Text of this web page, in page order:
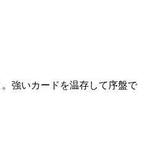
強いカードを温存して序盤で